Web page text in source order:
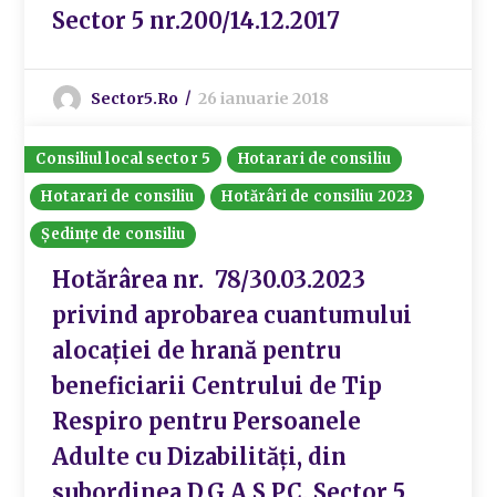
Sector 5 nr.200/14.12.2017
Sector5.ro 26 ianuarie 2018
Consiliul local sector 5
Hotarari de consiliu
Hotarari de consiliu
Hotărâri de consiliu 2023
Ședințe de consiliu
Hotărârea nr. 78/30.03.2023
privind aprobarea cuantumului
alocației de hrană pentru
beneficiarii Centrului de Tip
Respiro pentru Persoanele
Adulte cu Dizabilități, din